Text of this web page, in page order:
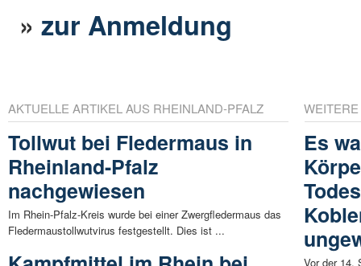
»zur Anmeldung
AKTUELLE ARTIKEL AUS RHEINLAND-PFALZ
Tollwut bei Fledermaus in
Rheinland-Pfalz
nachgewiesen
Im Rhein-Pfalz-Kreis wurde bei einer Zwergfledermaus das
Fledermaustollwutvirus festgestellt. Dies ist ...
Es
Vor der 14.